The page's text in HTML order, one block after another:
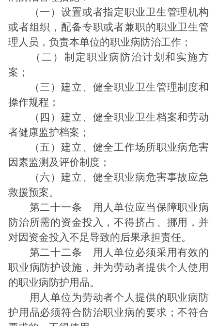
（一）设置或者指定职业卫生管理机构
或者组织，配备专职或者兼职的职业卫生管
理人员，负责本单位的职业病防治工作；
（二）制定职业病防治计划和实施方
案；
（三）建立、健全职业卫生管理制度和
操作规程；
（四）建立、健全职业卫生档案和劳动
者健康监护档案；
（五）建立、健全工作场所职业病危害
因素监测及评价制度；
（六）建立、健全职业病危害事故应急
救援预案。
第二十一条 用人单位应当保障职业病
防治所需的资金投入，不得挤占、挪用，并
对因资金投入不足导致的后果承担责任。
第二十二条 用人单位必须采用有效的
职业病防护设施，并为劳动者提供个人使用
的职业病防护用品。
用人单位为劳动者个人提供的职业病防
护用品必须符合防治职业病的要求；不符合